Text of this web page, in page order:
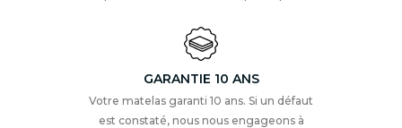
GARANTIE 10 ANS
Votre matelas garanti 10 ans. Si un défaut
est constaté, nous nous engageons à